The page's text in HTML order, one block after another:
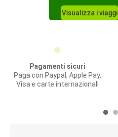
Visualizza i viaggi
Pagamenti sicuri
Paga con Paypal, Apple Pay,
Visa e carte internazionali